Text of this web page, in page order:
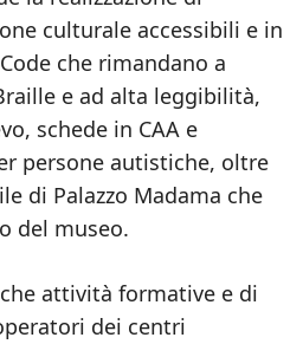
culturale accessibili e in
che rimandano a
e ad alta leggibilità,
schede in CAA e
persone autistiche, oltre
di Palazzo Madama che
del museo.
attività formative e di
dei centri